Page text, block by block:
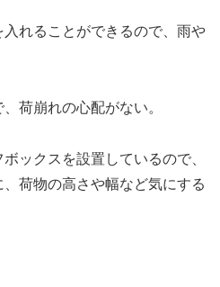
れることができるので、雨や
荷崩れの心配がない。
ックスを設置しているので、
荷物の高さや幅など気にする